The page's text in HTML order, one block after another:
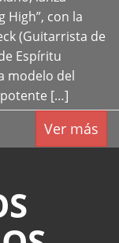
High”, con la
(Guitarrista de
Espíritu
modelo del
[…]
Ver más